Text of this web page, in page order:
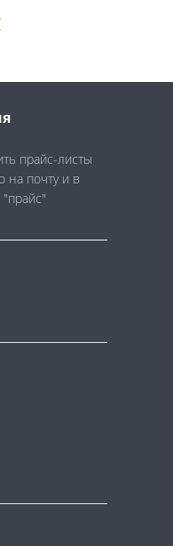
прайс-листы
на почту и в